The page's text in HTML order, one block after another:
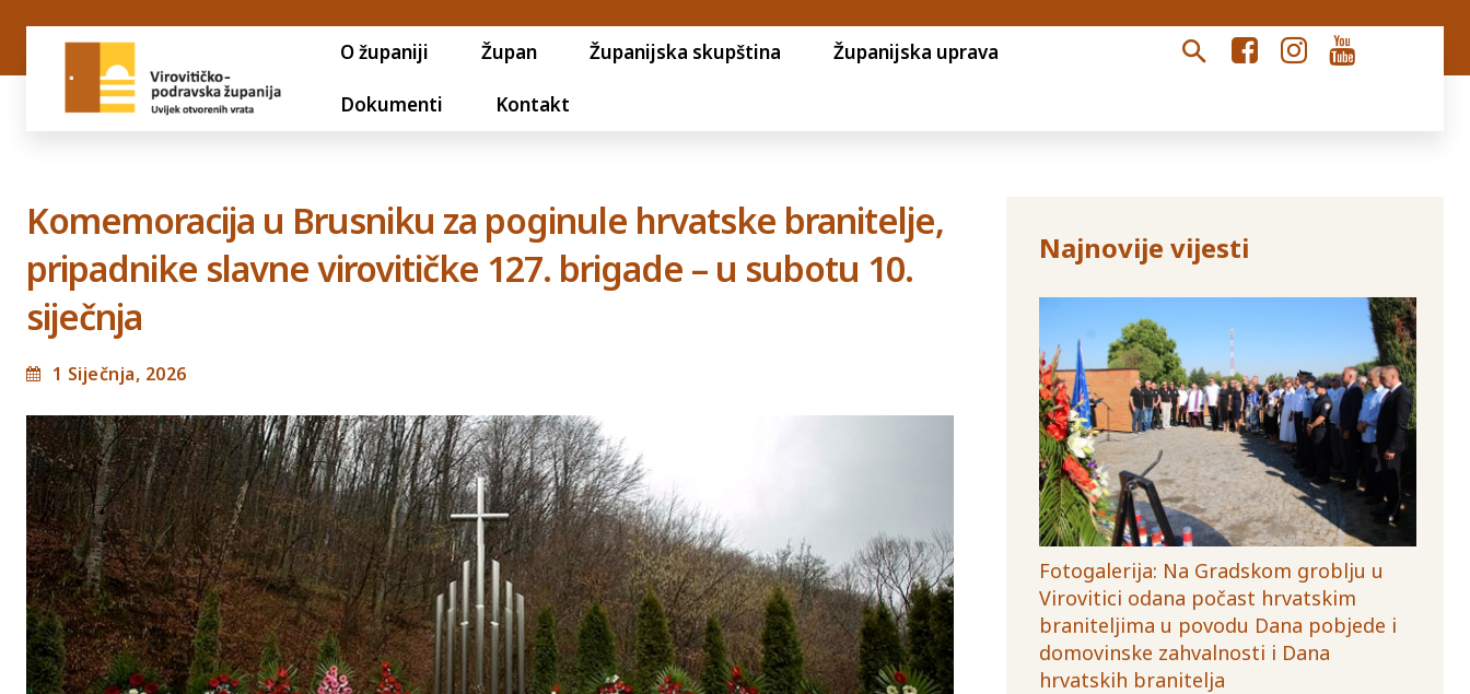
O županiji Župan Županijska skupština Županijska uprava
Dokumenti Kontakt
Komemoracija u Brusniku za poginule hrvatske branitelje,
pripadnike slavne virovitičke 127. brigade – u subotu 10.
siječnja
1 Siječnja, 2026
Najnovije vijesti
Fotogalerija: Na Gradskom groblju u
Virovitici odana počast hrvatskim
braniteljima u povodu Dana pobjede i
domovinske zahvalnosti i Dana
hrvatskih branitelja